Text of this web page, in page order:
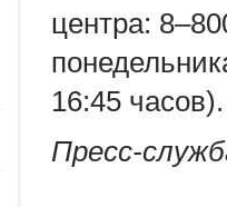
центра:
16:45 часов).
Пресс-